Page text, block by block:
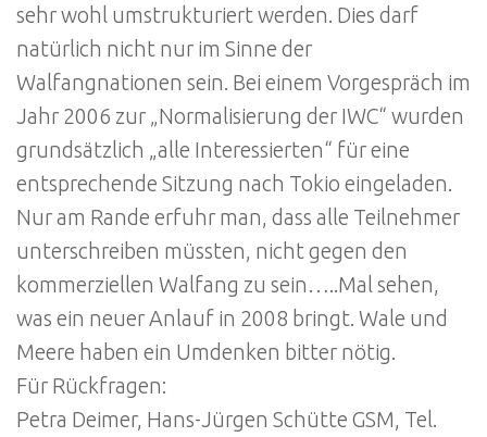
sehr wohl umstrukturiert werden. Dies darf
natürlich nicht nur im Sinne der
Walfangnationen sein. Bei einem Vorgespräch im
Jahr 2006 zur „Normalisierung der IWC“ wurden
grundsätzlich „alle Interessierten“ für eine
entsprechende Sitzung nach Tokio eingeladen.
Nur am Rande erfuhr man, dass alle Teilnehmer
unterschreiben müssten, nicht gegen den
kommerziellen Walfang zu sein…..Mal sehen,
was ein neuer Anlauf in 2008 bringt. Wale und
Meere haben ein Umdenken bitter nötig.
Für Rückfragen:
Petra Deimer, Hans-Jürgen Schütte GSM, Tel.